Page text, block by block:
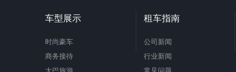
车型展示
时尚豪车
商务接待
租车指南
公司新闻
行业新闻